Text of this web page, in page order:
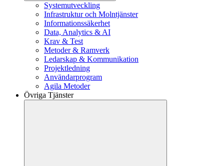
Systemutveckling
Infrastruktur och Molntjänster
Informationssäkerhet
Data, Analytics & AI
Krav & Test
Metoder & Ramverk
Ledarskap & Kommunikation
Projektledning
Användarprogram
Agila Metoder
Övriga Tjänster